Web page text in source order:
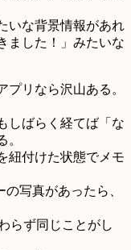
いな背景情報があれ
ました！」みたいな
リなら沢山ある。
しばらく経てば「な
。
紐付けた状態でメモ
写真があったら、
らず同じことがし